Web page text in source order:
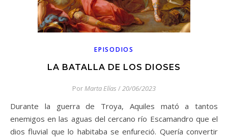
EPISODIOS
LA BATALLA DE LOS DIOSES
PorMarta Elías /20/06/2023
Durante la guerra de Troya, Aquiles mató a tantos
enemigos en las aguas del cercano río Escamandro que el
dios fluvial que lo habitaba se enfureció. Quería convertir